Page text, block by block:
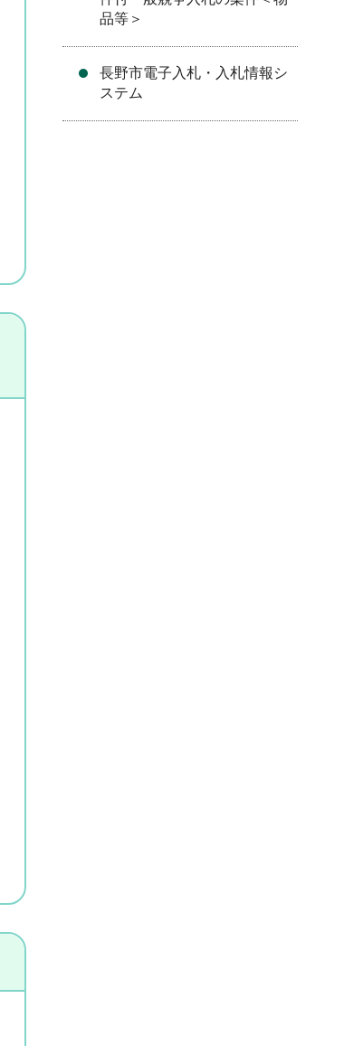
品等＞
長野市電子入札・入札情報シ
ステム